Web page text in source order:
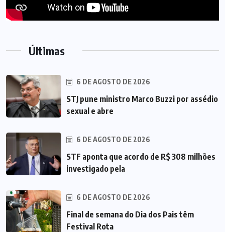
Últimas
6 DE AGOSTO DE 2026
STJ pune ministro Marco Buzzi por assédio
sexual e abre
6 DE AGOSTO DE 2026
STF aponta que acordo de R$ 308 milhões
investigado pela
6 DE AGOSTO DE 2026
Final de semana do Dia dos Pais têm
Festival Rota